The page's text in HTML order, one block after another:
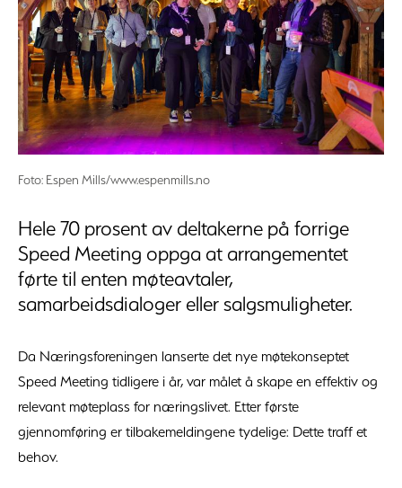
Foto: Espen Mills/www.espenmills.no
Hele 70 prosent av deltakerne på forrige
Speed Meeting oppga at arrangementet
førte til enten møteavtaler,
samarbeidsdialoger eller salgsmuligheter.
Da Næringsforeningen lanserte det nye møtekonseptet
Speed Meeting tidligere i år, var målet å skape en effektiv og
relevant møteplass for næringslivet. Etter første
gjennomføring er tilbakemeldingene tydelige: Dette traff et
behov.